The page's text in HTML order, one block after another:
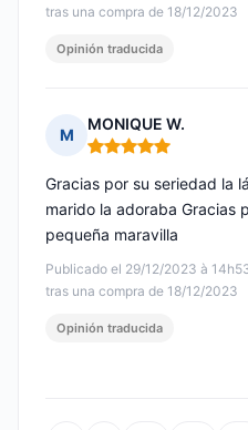
tras una compra de 18/12/2023
Opinión traducida
M
MONIQUE W.
Nota: 5 de 5
Publicado el 29/12/2023 à
tras una compra de 18/12/2023
Gracias por su seriedad la
marido la adoraba Gracias
pequeña maravilla
Opinión traducida